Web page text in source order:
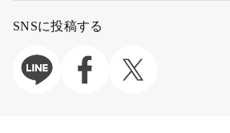
SNSに投稿する